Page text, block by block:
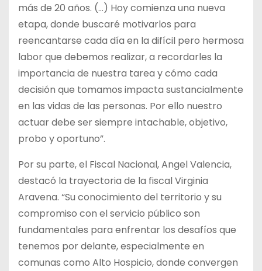
más de 20 años. (…) Hoy comienza una nueva
etapa, donde buscaré motivarlos para
reencantarse cada día en la difícil pero hermosa
labor que debemos realizar, a recordarles la
importancia de nuestra tarea y cómo cada
decisión que tomamos impacta sustancialmente
en las vidas de las personas. Por ello nuestro
actuar debe ser siempre intachable, objetivo,
probo y oportuno”.
Por su parte, el Fiscal Nacional, Angel Valencia,
destacó la trayectoria de la fiscal Virginia
Aravena. “Su conocimiento del territorio y su
compromiso con el servicio público son
fundamentales para enfrentar los desafíos que
tenemos por delante, especialmente en
comunas como Alto Hospicio, donde convergen